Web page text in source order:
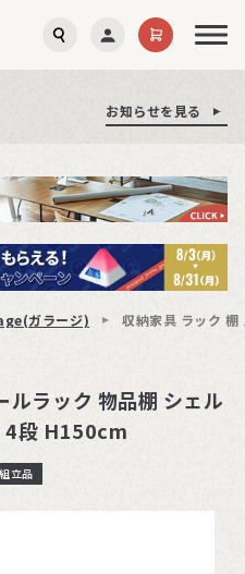
お知らせを見る
お知らせを見る
お知らせを見る
ガラージ) 収納家具 ラック
ルラック 物品棚 シェル
4段 H150cm
組立品